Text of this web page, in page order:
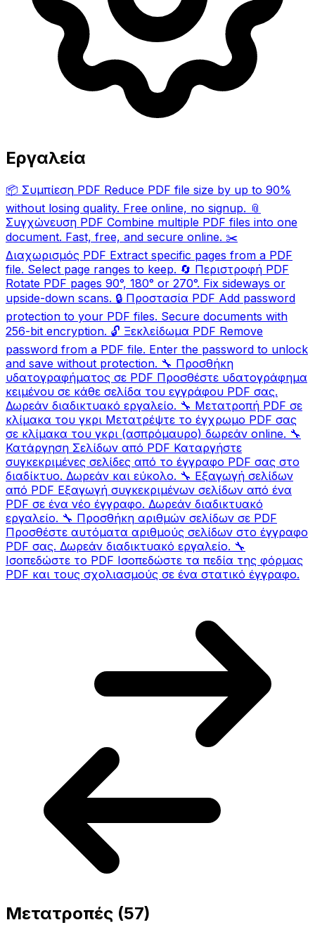
Εργαλεία
📦 Συμπίεση PDF Reduce PDF file size by up to 90%
without losing quality. Free online, no signup. 📎
Συγχώνευση PDF Combine multiple PDF files into one
document. Fast, free, and secure online. ✂️
Διαχωρισμός PDF Extract specific pages from a PDF
file. Select page ranges to keep. 🔄 Περιστροφή PDF
Rotate PDF pages 90°, 180° or 270°. Fix sideways or
upside-down scans. 🔒 Προστασία PDF Add password
protection to your PDF files. Secure documents with
256-bit encryption. 🔓 Ξεκλείδωμα PDF Remove
password from a PDF file. Enter the password to unlock
and save without protection. 🔧 Προσθήκη
υδατογραφήματος σε PDF Προσθέστε υδατογράφημα
κειμένου σε κάθε σελίδα του εγγράφου PDF σας.
Δωρεάν διαδικτυακό εργαλείο. 🔧 Μετατροπή PDF σε
κλίμακα του γκρι Μετατρέψτε το έγχρωμο PDF σας
σε κλίμακα του γκρι (ασπρόμαυρο) δωρεάν online. 🔧
Κατάργηση Σελίδων από PDF Καταργήστε
συγκεκριμένες σελίδες από το έγγραφο PDF σας στο
διαδίκτυο. Δωρεάν και εύκολο. 🔧 Εξαγωγή σελίδων
από PDF Εξαγωγή συγκεκριμένων σελίδων από ένα
PDF σε ένα νέο έγγραφο. Δωρεάν διαδικτυακό
εργαλείο. 🔧 Προσθήκη αριθμών σελίδων σε PDF
Προσθέστε αυτόματα αριθμούς σελίδων στο έγγραφο
PDF σας. Δωρεάν διαδικτυακό εργαλείο. 🔧
Ισοπεδώστε το PDF Ισοπεδώστε τα πεδία της φόρμας
PDF και τους σχολιασμούς σε ένα στατικό έγγραφο.
Μετατροπές (57)